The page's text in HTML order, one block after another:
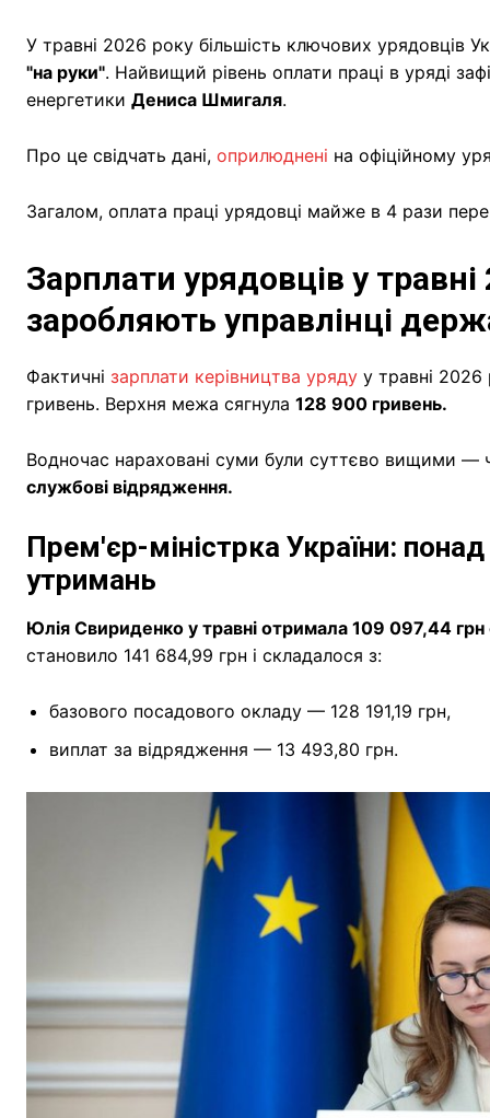
У травні 2026 року більшість ключових урядовців
"на руки". Найвищий рівень оплати праці в уряді
енергетики Дениса Шмигаля.
Про це свідчать дані, оприлюднені на офіційному
Загалом, оплата праці урядовці майже в 4 рази
Зарплати урядовців у
заробляють управлінці
Фактичні зарплати керівництва уряду у травні
гривень. Верхня межа сягнула 128 900 гривень.
Водночас нараховані суми були суттєво вищими —
службові відрядження.
Прем'єр-міністрка України:
утримань
Юлія Свириденко у травні отримала 109 097,44 грн
становило 141 684,99 грн і складалося з:
базового посадового окладу — 128 191,19 грн,
виплат за відрядження — 13 493,80 грн.